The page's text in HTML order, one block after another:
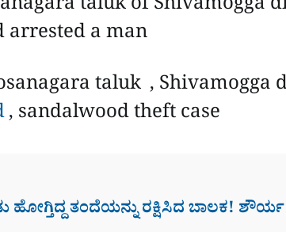
taluk of Shivamogga
arrested a man
taluk , Shivamogga
, sandalwood theft case
ಹೋಗ್ತಿದ್ದ ತಂದೆಯನ್ನು ರಕ್ಷಿಸಿದ ಬಾಲಕ!